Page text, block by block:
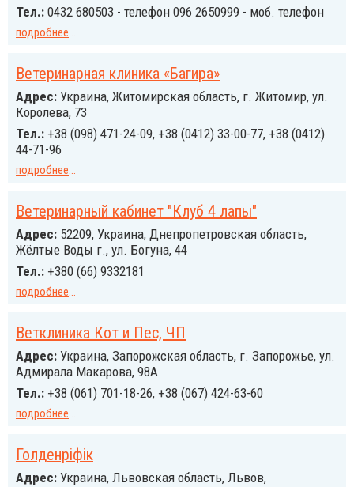
Тел.: 0432 680503 - телефон 096 2650999 - моб. телефон
подробнее...
Ветеринарная клиника «Багира»
Адрес: Украина, Житомирская область, г. Житомир, ул.
Королева, 73
Тел.: +38 (098) 471-24-09, +38 (0412) 33-00-77, +38 (0412)
44-71-96
подробнее...
Ветеринарный кабинет "Клуб 4 лапы"
Адрес: 52209, Украина, Днепропетровская область,
Жёлтые Воды г., ул. Богуна, 44
Тел.: +380 (66) 9332181
подробнее...
Ветклиника Кот и Пес, ЧП
Адрес: Украина, Запорожская область, г. Запорожье, ул.
Адмирала Макарова, 98А
Тел.: +38 (061) 701-18-26, +38 (067) 424-63-60
подробнее...
Голденріфік
Адрес: Украина, Львовская область, Львов,